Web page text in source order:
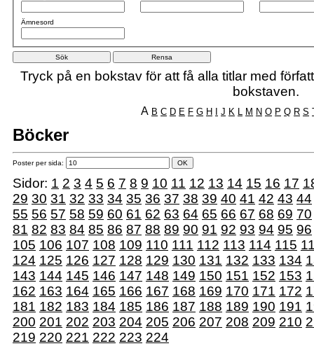
Ämnesord
Tryck på en bokstav för att få alla titlar med
bokstaven.
A B C D E F G H I J K L M N O P Q R S
Böcker
Poster per sida:
Sidor: 1 2 3 4 5 6 7 8 9 10 11 12 13 14 15 16 17
29 30 31 32 33 34 35 36 37 38 39 40 41 42 43 44
55 56 57 58 59 60 61 62 63 64 65 66 67 68 69 70
81 82 83 84 85 86 87 88 89 90 91 92 93 94 95 96
105 106 107 108 109 110 111 112 113 114 115
124 125 126 127 128 129 130 131 132 133 134
143 144 145 146 147 148 149 150 151 152 153
162 163 164 165 166 167 168 169 170 171 172
181 182 183 184 185 186 187 188 189 190 191
200 201 202 203 204 205 206 207 208 209 210
219 220 221 222 223 224